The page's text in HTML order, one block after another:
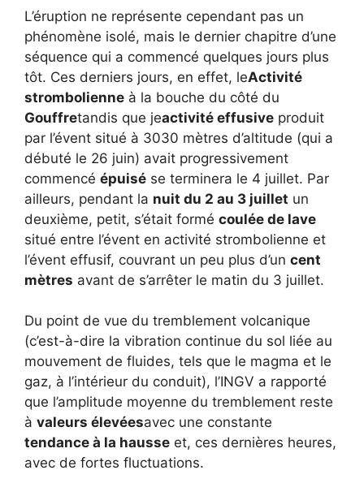
L’éruption ne représente cependant pas un
phénomène isolé, mais le dernier chapitre d’une
séquence qui a commencé quelques jours plus
tôt. Ces derniers jours, en effet, leActivité
strombolienne à la bouche du côté du
Gouffretandis que jeactivité effusive produit
par l’évent situé à 3030 mètres d’altitude (qui a
débuté le 26 juin) avait progressivement
commencé épuisé se terminera le 4 juillet. Par
ailleurs, pendant la nuit du 2 au 3 juillet un
deuxième, petit, s’était formé coulée de lave
situé entre l’évent en activité strombolienne et
l’évent effusif, couvrant un peu plus d’un cent
mètres avant de s’arrêter le matin du 3 juillet.
Du point de vue du tremblement volcanique
(c’est-à-dire la vibration continue du sol liée au
mouvement de fluides, tels que le magma et le
gaz, à l’intérieur du conduit), l’INGV a rapporté
que l’amplitude moyenne du tremblement reste
à valeurs élevéesavec une constante
tendance à la hausse et, ces dernières heures,
avec de fortes fluctuations.